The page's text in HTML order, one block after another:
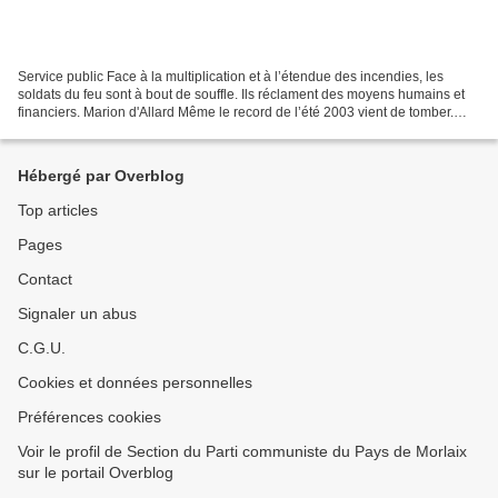
Service public Face à la multiplication et à l’étendue des incendies, les
soldats du feu sont à bout de souffle. Ils réclament des moyens humains et
financiers. Marion d'Allard Même le record de l’été 2003 vient de tomber.
Hébergé par Overblog
Top articles
Pages
Contact
Signaler un abus
C.G.U.
Cookies et données personnelles
Préférences cookies
Voir le profil de Section du Parti communiste du Pays de Morlaix
sur le portail Overblog